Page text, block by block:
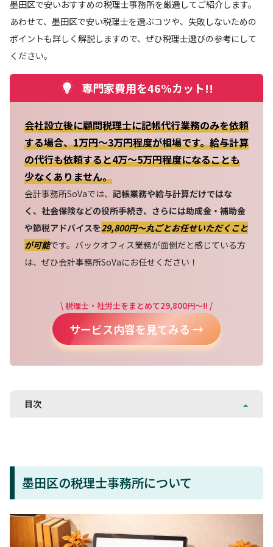
墨田区で安いおすすめの税理士事務所を厳選してご紹介します。
あわせて、墨田区で安い税理士を選ぶコツや、失敗しないための
ポイントも詳しく解説しますので、ぜひ税理士選びの参考にして
ください。
専門家費用を46%カット!!
会社設立後に顧問税理士に記帳代行業務のみを依頼
する場合、1万円～3万円程度が相場です。給与計算
の代行も依頼すると4万～5万円程度になることも
少なくありません。
会計事務所SoVaでは、 記帳業務や給与計算だけではな
く、社会保険などの役所手続き、さらには助成金・補助金
や節税アドバイスを29,800円〜丸ごとお任せいただくこと
が可能です。バックオフィス業務が面倒だと感じている方
は、ぜひ会計事務所SoVaにお任せください！
\ 税理士・社労士をまとめて29,800円～!! /
サービス内容を見てみる →
目次
墨田区の税理士事務所について